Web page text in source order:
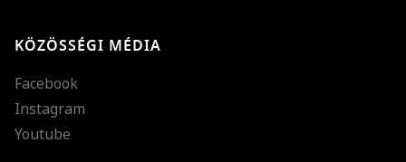
KÖZÖSSÉGI MÉDIA
Facebook
Instagram
Youtube